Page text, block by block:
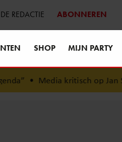
REDACTIE ABONNEREN
SHOP MIJN PARTY
• Media kritisch op Jan